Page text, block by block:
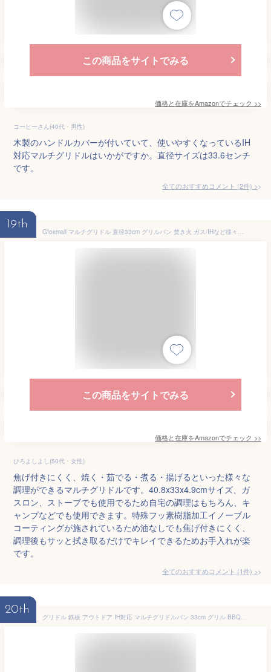
この商品をサイトでみる
価格と在庫をAmazonでチェック >>
コーヒーさん(40代・男性)
木製のハンドルカバーが付いていて、使いやすくなっているIH
対応マルチグリドルはいかがですか。直径サイズは33.6センチ
です。
全てのおすすめコメント (2件) >
19th
Gfoxmall マルチグリドル 直径33cm グリルパン 焚き火 ガス/IHなど様々な調理方法に対応 注ぎ口 五徳に対応 鉄板 ソロキャンプ グリルパン シーズニング不要 PFOA PFOS フリー アウトドア お手入れ簡単 木製取っ手カバー 収納袋 付属
この商品をサイトでみる
価格と在庫をAmazonでチェック >>
ひろよしよし(50代・女性)
焦げ付きにくく、焼く・茹でる・煮る・揚げるといった様々な
調理ができるマルチグリドルです。40.8x33x4.9cmサイズ、ガ
スロン、ストーブでも使用でるため自宅の調理はもちろん、キ
ャンプなどでも使用できます。特殊フッ素樹脂加工イノーブル
コーティングが施されているため油なしでも焦げ付きにくく、
調理後もサッと拭き取るだけでキレイできるためお手入れが楽
です。
全てのおすすめコメント (1件) >
20th
グリドル 鉄板 アウトドア IH対応 マルチグリドルパン 33cm グリル BBQ バーベキュー キャンプ フライパン 鉄鍋 家庭 かわいい 取っ手 炭火 直火 軽量